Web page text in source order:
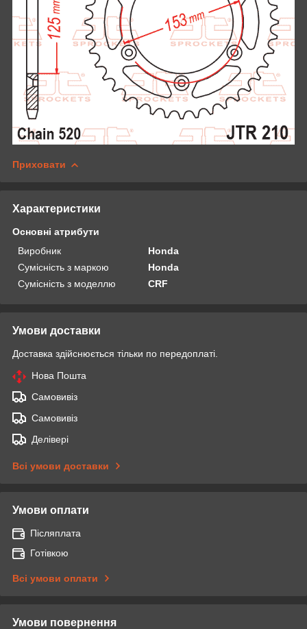
Приховати
Характеристики
Основні атрибути
Виробник
Honda
Сумісність з маркою
Honda
Сумісність з моделлю
CRF
Умови доставки
Доставка здійснюється тільки по передоплаті.
Нова Пошта
Самовивіз
Самовивіз
Делівері
Всі умови доставки
Умови оплати
Післяплата
Готівкою
Всі умови оплати
Умови повернення